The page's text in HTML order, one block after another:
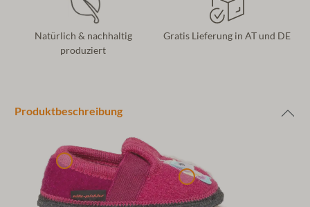
Natürlich & nachhaltig
produziert
Gratis Lieferung in AT und DE
Produktbeschreibung